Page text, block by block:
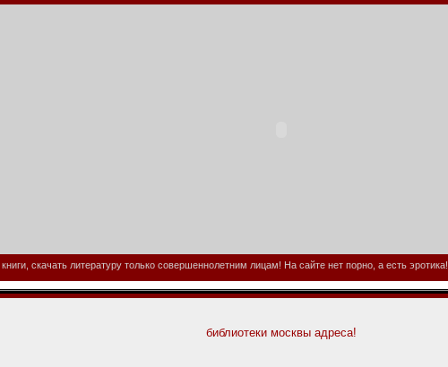
скачать литературу только совершеннолетним лицам! На сайте нет порно, а есть эротика!
библиотеки москвы адреса!